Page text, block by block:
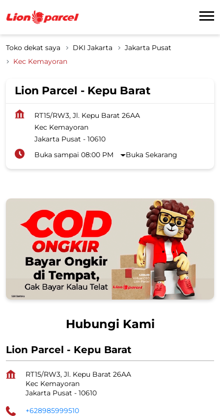
Toko dekat saya DKI Jakarta
Jakarta Pusat
Kec Kemayoran
Lion Parcel - Kepu Barat
RT15/RW3, Jl. Kepu Barat 26AA
Kec Kemayoran
Jakarta Pusat - 10610
Buka sampai 08:00 PM
Buka Sekarang
Hubungi Kami
Lion Parcel - Kepu Barat
RT15/RW3, Jl. Kepu Barat 26AA
Kec Kemayoran
Jakarta Pusat - 10610
+628985999510